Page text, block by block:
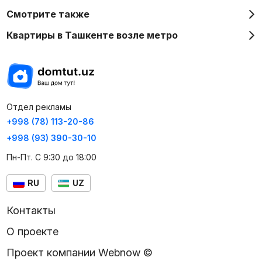
Смотрите также
Квартиры в Ташкенте возле метро
Отдел рекламы
+998 (78) 113-20-86
+998 (93) 390-30-10
Пн-Пт. С 9:30 до 18:00
RU UZ
Контакты
О проекте
Проект компании Webnow ©